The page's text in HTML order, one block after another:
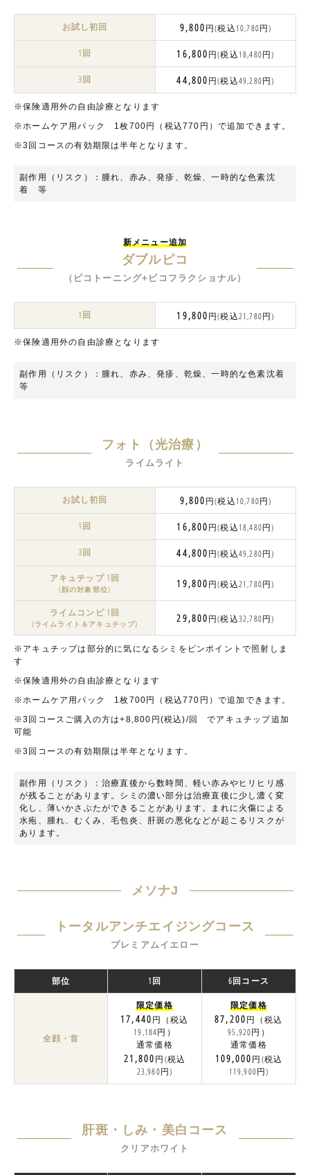
お試し初回 9,800円(税込10,780円)
1回 16,800円(税込18,480円)
3回 44,800円(税込49,280円)
※保険適用外の自由診療となります
※ホームケア用パック 1枚700円（税込770円）で追加できます。
※3回コースの有効期限は半年となります。
副作用（リスク）：腫れ、⾚み、発疹、乾燥、一時的な色素沈
着 等
新メニュー追加
ダブルピコ
（ピコトーニング+ピコフラクショナル）
1回 19,800円(税込21,780円)
※保険適用外の自由診療となります
副作用（リスク）：腫れ、⾚み、発疹、乾燥、一時的な色素沈着
等
フォト（光治療）
ライムライト
お試し初回 9,800円(税込10,780円)
1回 16,800円(税込18,480円)
3回 44,800円(税込49,280円)
アキュチップ 1回
(顔の対象部位) 19,800円(税込21,780円)
ライムコンビ 1回
(ライムライト＆アキュチップ) 29,800円(税込32,780円)
※アキュチップは部分的に気になるシミをピンポイントで照射しま
す
※保険適用外の自由診療となります
※ホームケア用パック 1枚700円（税込770円）で追加できます。
※3回コースご購入の方は+8,800円(税込)/回 でアキュチップ追加
可能
※3回コースの有効期限は半年となります。
副作用（リスク）：治療直後から数時間、軽い赤みやヒリヒリ感
が残ることがあります。シミの濃い部分は治療直後に少し濃く変
化し、薄いかさぶたができることがあります。まれに火傷による
水疱、腫れ、むくみ、毛包炎、肝斑の悪化などが起こるリスクが
あります。
メソナJ
トータルアンチエイジングコース
プレミアムイエロー
部位 1回 6回コース
全顔・首
限定価格
17,440円（税込
19,184円）
通常価格
21,800円(税込
23,980円)
限定価格
87,200円（税込
95,920円）
通常価格
109,000円(税込
119,900円)
肝斑・しみ・美白コース
クリアホワイト